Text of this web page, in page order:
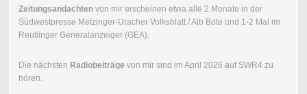
Zeitungsandachtenvon mir erscheinen etwa alle 2 Monate in der
Südwestpresse Metzinger-Uracher Volksblatt / Alb Bote und 1-2 Mal im
Reutlinger Generalanzeiger (GEA).
Die nächsten Radiobeiträge von mir sind im April 2026 auf SWR4 zu
hören.